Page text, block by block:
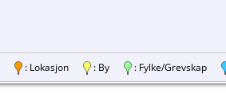
: Lokasjon : By : Fylke/Grevskap